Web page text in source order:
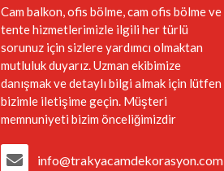
Cam balkon, ofis bölme, cam ofis bölme ve
tente hizmetlerimizle ilgili her türlü
sorunuz için sizlere yardımcı olmaktan
mutluluk duyarız. Uzman ekibimize
danışmak ve detaylı bilgi almak için lütfen
bizimle iletişime geçin. Müşteri
memnuniyeti bizim önceliğimizdir
info@trakyacamdekorasyon.com